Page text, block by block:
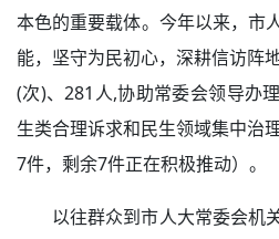
本色的重要载体。今年以来，市
能，坚守为民初心，深耕信访阵
(次)、281人,协助常委会领导办
生类合理诉求和民生领域集中治
7件，剩余7件正在积极推动）。
以往群众到市人大常委会机